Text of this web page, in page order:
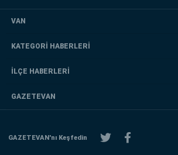
VAN
KATEGORİ HABERLERİ
İLÇE HABERLERİ
GAZETEVAN
GAZETEVAN'nı Keşfedin